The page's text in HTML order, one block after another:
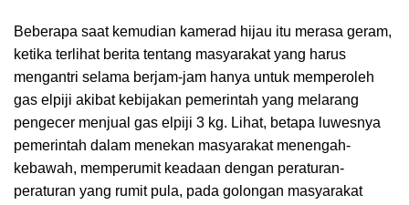
Beberapa saat kemudian kamerad hijau itu merasa geram,
ketika terlihat berita tentang masyarakat yang harus
mengantri selama berjam-jam hanya untuk memperoleh
gas elpiji akibat kebijakan pemerintah yang melarang
pengecer menjual gas elpiji 3 kg. Lihat, betapa luwesnya
pemerintah dalam menekan masyarakat menengah-
kebawah, memperumit keadaan dengan peraturan-
peraturan yang rumit pula, pada golongan masyarakat